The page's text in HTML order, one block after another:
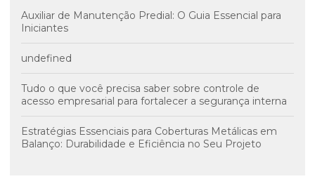
Auxiliar de Manutenção Predial: O Guia Essencial para
Iniciantes
undefined
Tudo o que você precisa saber sobre controle de
acesso empresarial para fortalecer a segurança interna
Estratégias Essenciais para Coberturas Metálicas em
Balanço: Durabilidade e Eficiência no Seu Projeto